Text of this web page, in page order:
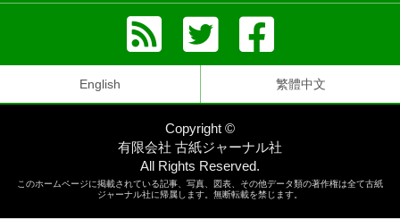
English 繁體中文
Copyright ©
有限会社 古紙ジャーナル社
All Rights Reserved.
このホームページに掲載されている記事、写真、図表、その他データ類の著作権は全て古紙
ジャーナル社に帰属します。無断転載を禁じます。